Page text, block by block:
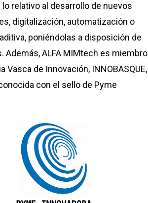
relativo al desarrollo de nuevos
digitalización, automatización o
poniéndolas a disposición de
Además, ALFA MIMtech es miembro
Vasca de Innovación, INNOBASQUE,
con el sello de Pyme